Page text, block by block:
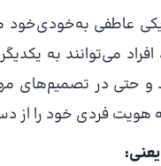
عاطفی
می‌توانند به
و حتی در تصمیم‌های
هویت فردی خود را از